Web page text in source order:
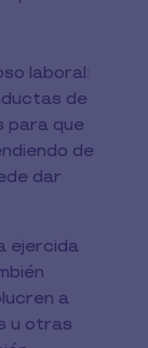
laboral:
de
para que
de
dar
ejercida
a
u otras